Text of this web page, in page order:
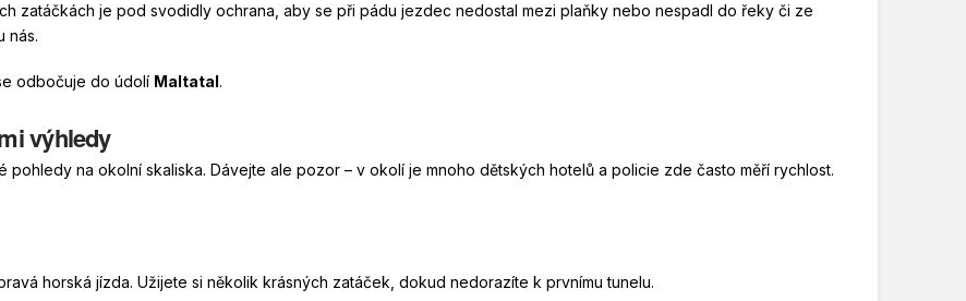
zatáčkách je pod svodidly ochrana, aby se při pádu jezdec nedostal mezi plaňky nebo nespadl do řeky či ze
nás.
odbočuje do údolí Maltatal.
výhledy
na okolní skaliska. Dávejte ale pozor – v okolí je mnoho dětských hotelů a policie zde často měří rychlost.
horská jízda. Užijete si několik krásných zatáček, dokud nedorazíte k prvnímu tunelu.